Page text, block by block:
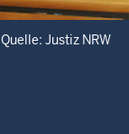
Quelle: Justiz NRW